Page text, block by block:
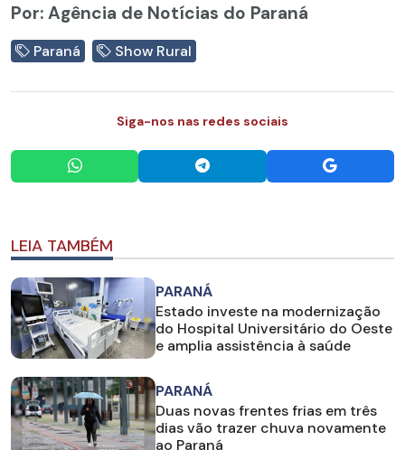
Por: Agência de Notícias do Paraná
Paraná Show Rural
Siga-nos nas redes sociais
LEIA TAMBÉM
PARANÁ
Estado investe na modernização
do Hospital Universitário do Oeste
e amplia assistência à saúde
PARANÁ
Duas novas frentes frias em três
dias vão trazer chuva novamente
ao Paraná